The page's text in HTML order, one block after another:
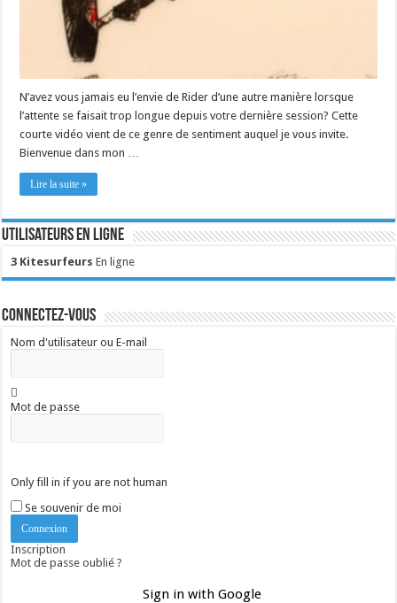
N’avez vous jamais eu l’envie de Rider d’une autre manière lorsque
l’attente se faisait trop longue depuis votre dernière session? Cette
courte vidéo vient de ce genre de sentiment auquel je vous invite.
Bienvenue dans mon …
Lire la suite »
Utilisateurs en ligne
3 Kitesurfeurs En ligne
Connectez-vous
Nom d'utilisateur ou E-mail
Mot de passe
Only fill in if you are not human
Se souvenir de moi
Inscription
Mot de passe oublié ?
Sign in with Google